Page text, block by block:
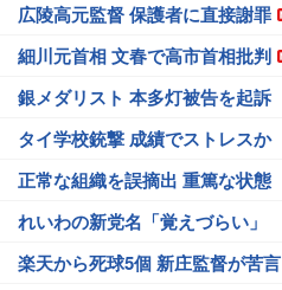
広陵高元監督 保護者に直接謝罪
細川元首相 文春で高市首相批判
銀メダリスト 本多灯被告を起訴
タイ学校銃撃 成績でストレスか
正常な組織を誤摘出 重篤な状態
れいわの新党名「覚えづらい」
楽天から死球5個 新庄監督が苦言